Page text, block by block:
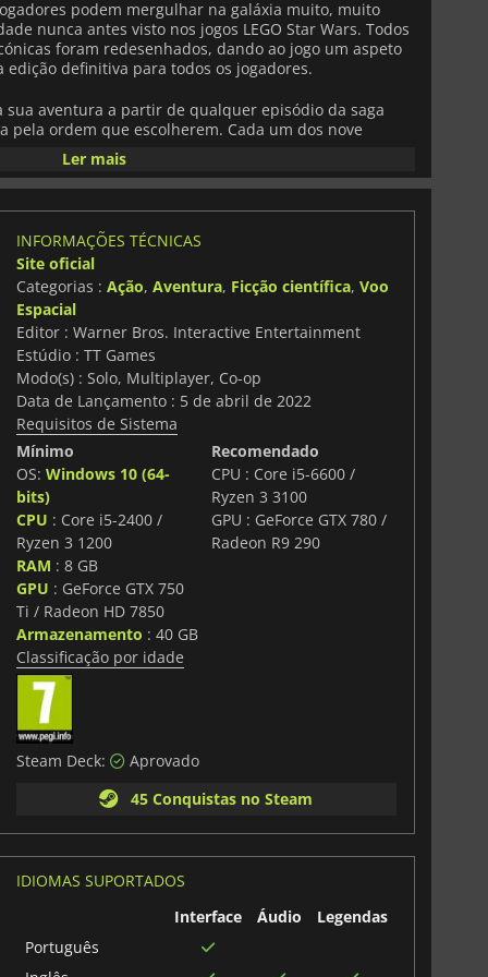
podem mergulhar na galáxia muito, muito
nunca antes visto nos jogos LEGO Star Wars. Todos
foram redesenhados, dando ao jogo um aspeto
definitiva para todos os jogadores.
sua aventura a partir de qualquer episódio da saga
pela ordem que escolherem. Cada um dos nove
na história, o que perfaz um total de 45 níveis
Ao contrário dos anteriores títulos LEGO Star
linear e de mundo aberto, permitindo aos
descobrir segredos e completar missões
The Skywalker Saga
desde as dunas do deserto de Tatooine às florestas de
Hoth. Os jogadores podem interagir com o ambiente,
LEGO e descobrir objectivos escondidos, fazendo com
de surpresas. O jogo incentiva a curiosidade e a
com melhoramentos, coleccionáveis e novas
uma mecânica mais profunda e variada. As
de luz com combos dinâmicos e poderes da Força,
alcance podem apontar com precisão numa
personagem pertence a uma classe, como Jedi,
habilidades únicas e caminhos de atualização,
a sua abordagem a diferentes missões e desafios.
jogáveis, desde heróis lendários como Luke
a vilões favoritos dos fãs como Darth Vader e o
é representada em forma de LEGO com
exclusivas, garantindo que o humor e a
transpareçam. Os jogadores também podem pilotar
estelares, speeders e naves icónicas, oferecendo
no espaço e acima.
SagaO LEGO Star Wars oferece a experiência LEGO
de sempre, com um design não linear, uma
e centenas de personagens para desbloquear.
Ler mais
INFORMAÇÕES TÉCNICAS
Site oficial
Categorias : Ação, Aventura, Ficção científica, Voo
Espacial
Editor : Warner Bros. Interactive Entertainment
Estúdio : TT Games
Modo(s) : Solo, Multiplayer, Co-op
Data de Lançamento : 5 de abril de 2022
Requisitos de Sistema
Mínimo
OS: Windows 10 (64-
bits)
CPU : Core i5-2400 /
Ryzen 3 1200
RAM : 8 GB
GPU : GeForce GTX 750
Ti / Radeon HD 7850
Armazenamento : 40 GB
Recomendado
CPU : Core i5-6600 /
Ryzen 3 3100
GPU : GeForce GTX 780 /
Radeon R9 290
Classificação por idade
Steam Deck:
Aprovado
45 Conquistas no Steam
IDIOMAS SUPORTADOS
Interface
Áudio
Legendas
Português